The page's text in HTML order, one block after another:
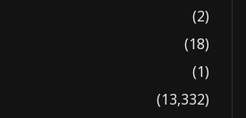
(2)
(18)
(1)
(13,332)